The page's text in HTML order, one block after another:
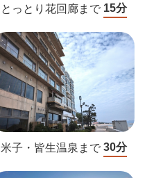
とっとり花回廊まで 15分
米子・皆生温泉まで 30分